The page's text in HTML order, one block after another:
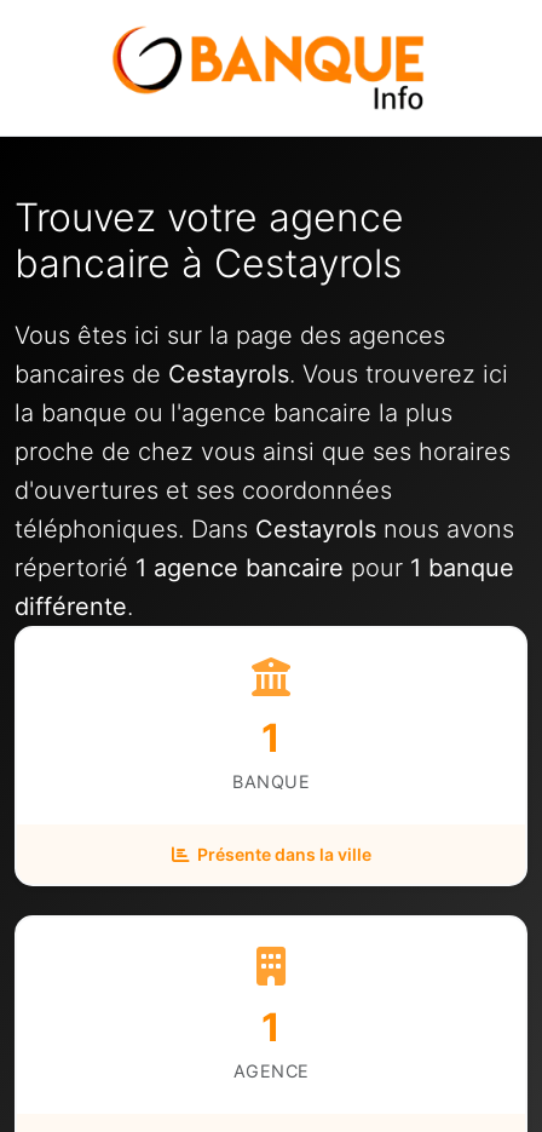
Trouvez votre agence
bancaire à Cestayrols
Vous êtes ici sur la page des agences
bancaires de Cestayrols. Vous trouverez ici
la banque ou l'agence bancaire la plus
proche de chez vous ainsi que ses horaires
d'ouvertures et ses coordonnées
téléphoniques. Dans Cestayrols nous avons
répertorié 1 agence bancaire pour 1 banque
différente.
1
BANQUE
Présente dans la ville
1
AGENCE